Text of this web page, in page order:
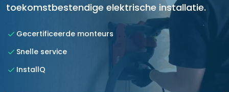
toekomstbestendige elektrische installatie.
Gecertificeerde monteurs
Snelle service
InstallQ